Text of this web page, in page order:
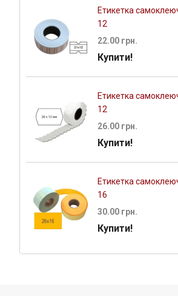
Етикетка
12
22.00 грн.
Купити!
Етикетка
12
26.00 грн.
Купити!
Етикетка
16
30.00 грн.
Купити!